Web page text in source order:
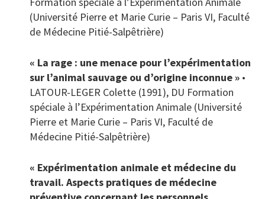
(Université Pierre et Marie Curie – Paris VI, Faculté
de Médecine Pitié-Salpêtrière)
« La rage : une menace pour l’expérimentation
sur l’animal sauvage ou d’origine inconnue » •
LATOUR-LEGER Colette (1991), DU Formation
spéciale à l’Expérimentation Animale (Université
Pierre et Marie Curie – Paris VI, Faculté de
Médecine Pitié-Salpêtrière)
« Expérimentation animale et médecine du
travail. Aspects pratiques de médecine